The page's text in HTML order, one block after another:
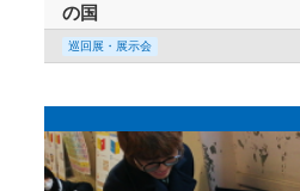
の国
巡回展・展示会